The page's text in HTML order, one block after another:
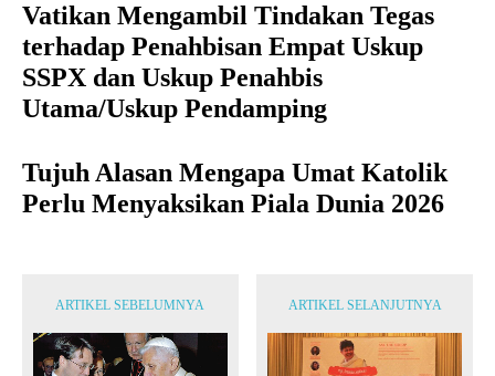
Vatikan Mengambil Tindakan Tegas
terhadap Penahbisan Empat Uskup
SSPX dan Uskup Penahbis
Utama/Uskup Pendamping
Tujuh Alasan Mengapa Umat Katolik
Perlu Menyaksikan Piala Dunia 2026
ARTIKEL SEBELUMNYA ARTIKEL SELANJUTNYA